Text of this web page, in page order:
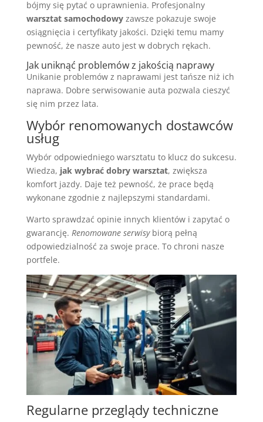
bójmy się pytać o uprawnienia. Profesjonalny
warsztat samochodowyzawsze pokazuje swoje
osiągnięcia i certyfikaty jakości. Dzięki temu mamy
pewność, że nasze auto jest w dobrych rękach.
Jak uniknąć problemów z jakością naprawy
Unikanie problemów z naprawami jest tańsze niż ich
naprawa. Dobre serwisowanie auta pozwala cieszyć
się nim przez lata.
Wybór renomowanych dostawców
usług
Wybór odpowiedniego warsztatu to klucz do sukcesu.
Wiedza, jak wybrać dobry warsztat, zwiększa
komfort jazdy. Daje też pewność, że prace będą
wykonane zgodnie z najlepszymi standardami.
Warto sprawdzać opinie innych klientów i zapytać o
gwarancję. Renomowane serwisybiorą pełną
odpowiedzialność za swoje prace. To chroni nasze
portfele.
Regularne przeglądy techniczne